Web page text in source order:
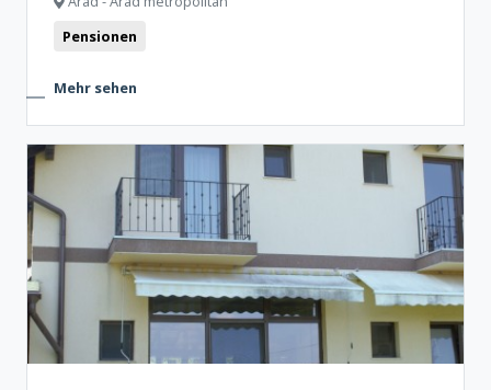
Pensionen
Mehr sehen